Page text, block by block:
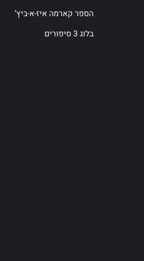
הספר קארמה איז-א-ביץ’
בלוג 3 סיפורים